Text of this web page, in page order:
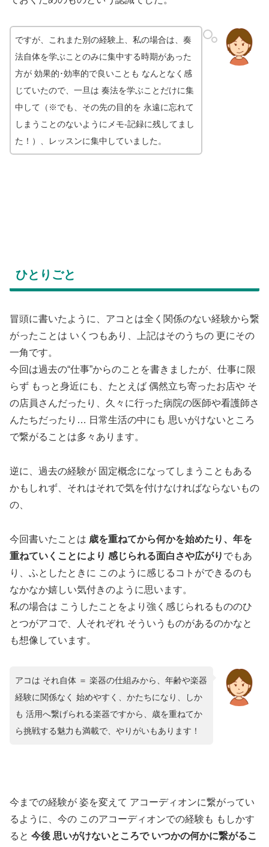
ですが、これまた別の経験上 、私の場合は、 奏
法自体を学ぶことのみに集中する時期があった
方が 効果的･効率的で良いことも なんとなく感
じていたので、一旦は 奏法を学ぶことだけに集
中して（※でも、その先の目的を 永遠に忘れて
しまうことのないようにメモ-記録に残してまし
た！）、レッスンに集中していました。
ひとりごと
冒頭に書いたように、アコとは全く関係のない経験から繋
がったことは いくつもあり、上記はそのうちの 更にその
一角です。
今回は過去の“仕事”からのことを書きましたが、仕事に限
らず もっと身近にも、たとえば 偶然立ち寄ったお店や そ
の店員さんだったり、久々に行った病院の医師や看護師さ
んたちだったり… 日常生活の中にも 思いがけないところ
で繋がることは多々あります。
逆に、過去の経験が 固定概念になってしまうこともある
かもしれず、それはそれで気を付けなければならないもの
の、
今回書いたことは 歳を重ねてから何かを始めたり、年を
重ねていくことにより 感じられる面白さや広がり でもあ
り、ふとしたときに このように感じるコトができるのも
なかなか嬉しい気付きのように思います。
私の場合は こうしたことをより強く感じられるもののひ
とつがアコで、人それぞれ そういうものがあるのかなと
も想像しています。
アコは それ自体 ＝ 楽器の仕組みから、年齢や楽器
経験に関係なく 始めやすく、かたちになり、しか
も 活用へ繋げられる楽器ですから、歳を重ねてか
ら挑戦する魅力も満載で、やりがいもあります！
今までの経験が 姿を変えて アコーディオンに繋がってい
るように、今の このアコーディオンでの経験も もしかす
ると 今後 思いがけないところで いつかの何かに繋がるこ